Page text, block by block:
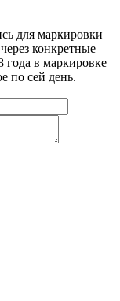
для маркировки
конкретные
года в маркировке
по сей день.